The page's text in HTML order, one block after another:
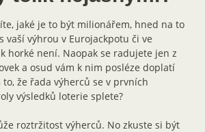
jaké je to být milionářem, hned na to
vaší výhrou v Eurojackpotu či ve
horké není. Naopak se radujete jen z
a osud vám k nim posléze doplatí
že řada výherců se v prvních
výsledků loterie splete?
roztržitost výherců. No zkuste si být